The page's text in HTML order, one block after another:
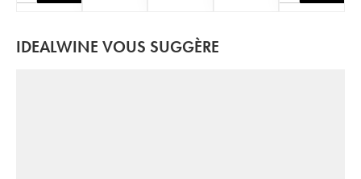
IDEALWINE VOUS SUGGÈRE